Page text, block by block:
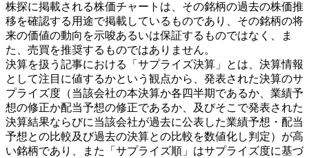
株探に掲載される株価チャートは、その銘柄の過去の株価推
移を確認する用途で掲載しているものであり、その銘柄の将
来の価値の動向を示唆あるいは保証するものではなく、ま
た、売買を推奨するものではありません。
決算を扱う記事における「サプライズ決算」とは、決算情報
として注目に値するかという観点から、発表された決算のサ
プライズ度（当該会社の本決算か各四半期であるか、業績予
想の修正か配当予想の修正であるか、及びそこで発表された
決算結果ならびに当該会社が過去に公表した業績予想・配当
予想との比較及び過去の決算との比較を数値化し判定）が高
い銘柄であり、また「サプライズ順」はサプライズ度に基づ